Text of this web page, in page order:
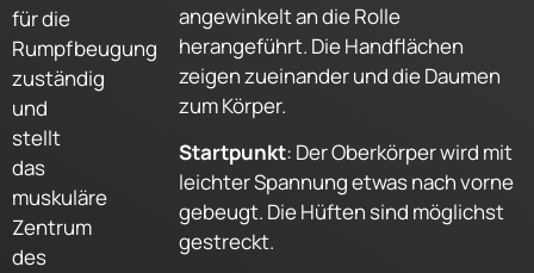
für die
Rumpfbeugung
zuständig
und
stellt
das
muskuläre
Zentrum
des
angewinkelt an die Rolle
herangeführt. Die Handflächen
zeigen zueinander und die Daumen
zum Körper.
Startpunkt: Der Oberkörper wird mit
leichter Spannung etwas nach vorne
gebeugt. Die Hüften sind möglichst
gestreckt.